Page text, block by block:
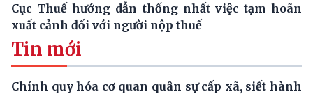
Cục Thuế hướng dẫn thống nhất việc tạm hoãn
xuất cảnh đối với người nộp thuế
Tin mới
Chính quy hóa cơ quan quân sự cấp xã, siết hành